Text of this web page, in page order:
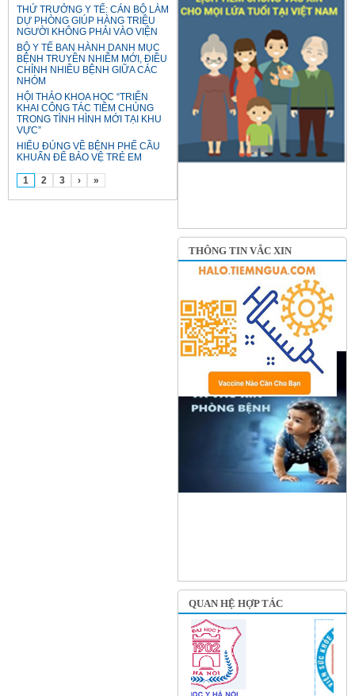
THỨ TRƯỞNG Y TẾ: CÁN BỘ LÀM
DỰ PHÒNG GIÚP HÀNG TRIỆU
NGƯỜI KHÔNG PHẢI VÀO VIỆN
BỘ Y TẾ BAN HÀNH DANH MỤC
BỆNH TRUYỀN NHIỄM MỚI, ĐIỀU
CHỈNH NHIỀU BỆNH GIỮA CÁC
NHÓM
HỘI THẢO KHOA HỌC “TRIỂN
KHAI CÔNG TÁC TIÊM CHỦNG
TRONG TÌNH HÌNH MỚI TẠI KHU
VỰC”
HIỂU ĐÚNG VỀ BỆNH PHẾ CẦU
KHUẨN ĐỂ BẢO VỆ TRẺ EM
1 2 3 › »
THÔNG TIN VẮC XIN
QUAN HỆ HỢP TÁC